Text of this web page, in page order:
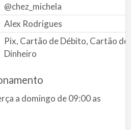
@chez_michela
Alex Rodrigues
Pix, Cartão de Débito, Cartão
Dinheiro
a domingo de 09:00 as